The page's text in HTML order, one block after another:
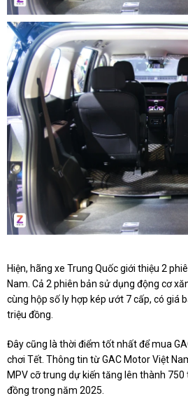
Hiện, hãng xe Trung Quốc giới thiệu 2
Nam. Cả 2 phiên bản sử dụng động cơ
cùng hộp số ly hợp kép ướt 7 cấp, có giá
triệu đồng.
Đây cũng là thời điểm tốt nhất để mua
chơi Tết. Thông tin từ GAC Motor Việt
MPV cỡ trung dự kiến tăng lên thành 750
đồng trong năm 2025.